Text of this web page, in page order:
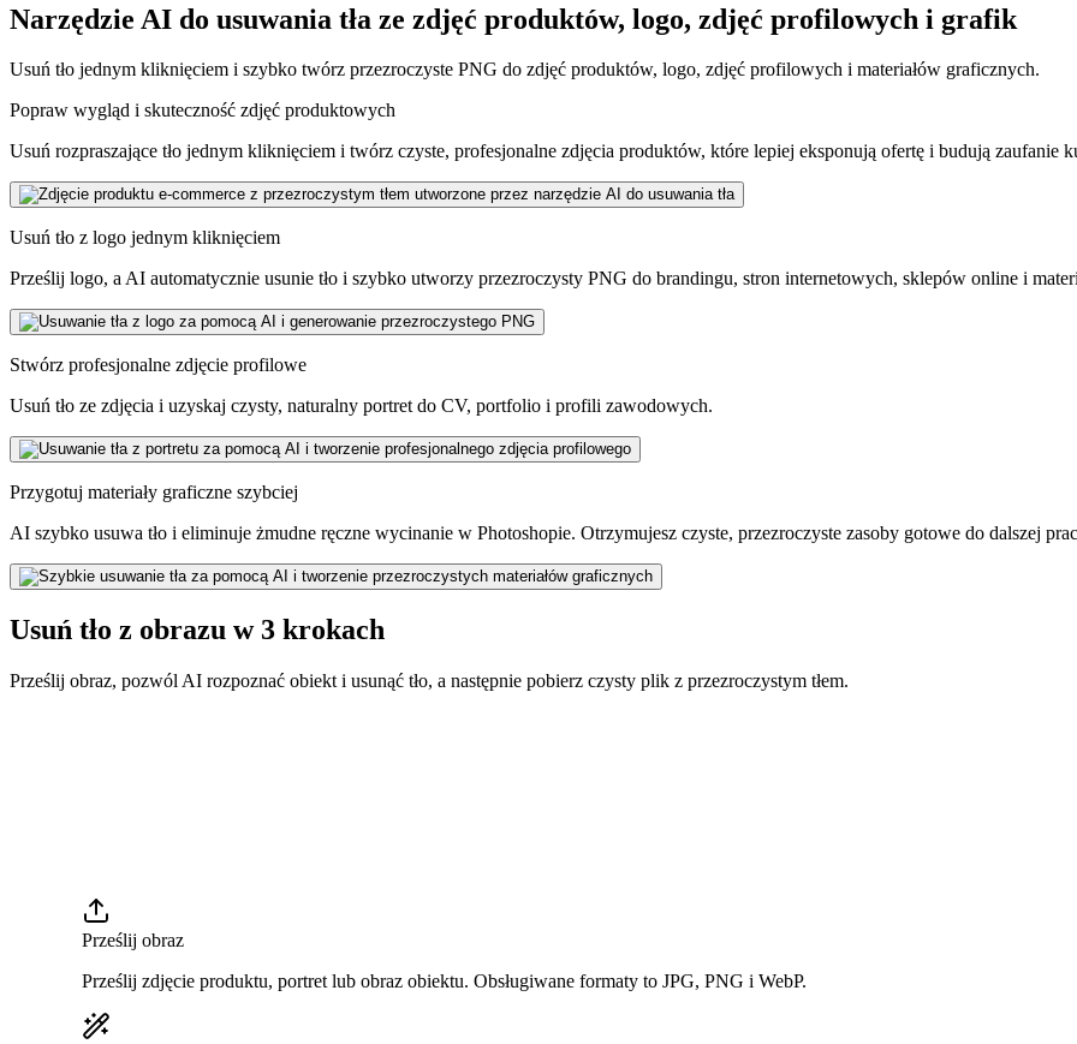
Narzędzie AI do usuwania tła ze zdjęć produktów, logo, zdjęć profilowych i grafik
Usuń tło jednym kliknięciem i szybko twórz przezroczyste PNG do zdjęć produktów, logo, zdjęć profilowych i materiałów graficznych.
Popraw wygląd i skuteczność zdjęć produktowych
Usuń rozpraszające tło jednym kliknięciem i twórz czyste, profesjonalne zdjęcia produktów, które lepiej eksponują ofertę i budują zaufanie
Usuń tło z logo jednym kliknięciem
Prześlij logo, a AI automatycznie usunie tło i szybko utworzy przezroczysty PNG do brandingu, stron internetowych, sklepów online i
Stwórz profesjonalne zdjęcie profilowe
Usuń tło ze zdjęcia i uzyskaj czysty, naturalny portret do CV, portfolio i profili zawodowych.
Przygotuj materiały graficzne szybciej
AI szybko usuwa tło i eliminuje żmudne ręczne wycinanie w Photoshopie. Otrzymujesz czyste, przezroczyste zasoby gotowe do dalszej
Usuń tło z obrazu w 3 krokach
Prześlij obraz, pozwól AI rozpoznać obiekt i usunąć tło, a następnie pobierz czysty plik z przezroczystym tłem.
Prześlij obraz
Prześlij zdjęcie produktu, portret lub obraz obiektu. Obsługiwane formaty to JPG, PNG i WebP.